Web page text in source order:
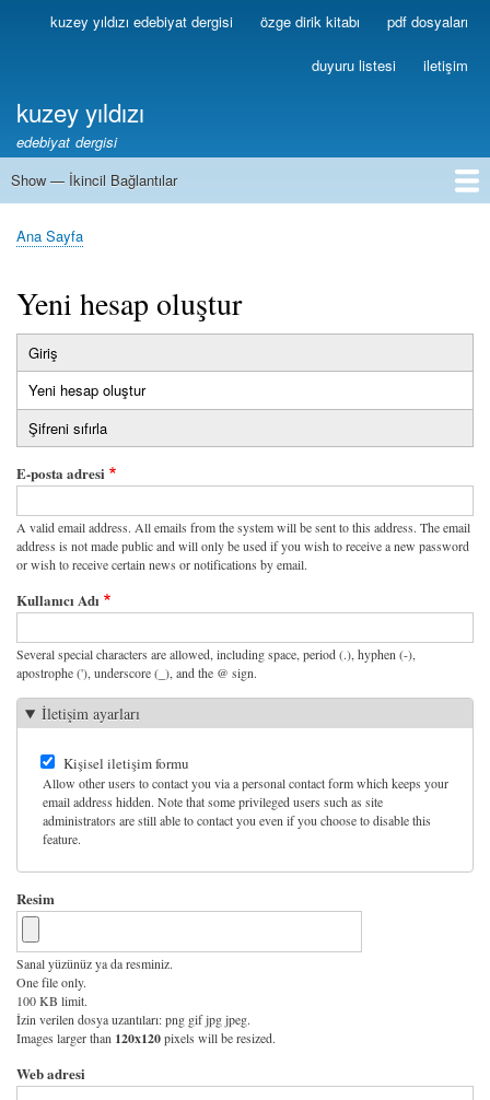
Ana
içeriğe
Birincilkuzey yıldızı edebiyat dergisi özge dirik kitabı pdf dosyaları
duyuru listesi iletişim
kuzey yıldızı
edebiyat dergisi
İkincil
Show — İkincil Bağlantılar
1
2
3
4
5
6
7
8
9
10
11
12
13
Sayfa
Ana Sayfa
Yeni hesap oluştur
Birincil
sekmeler
Giriş
Yeni hesap oluştur(etkin
sekme)
Şifreni sıfırla
E-posta adresi
A valid email address. All emails from the system will be sent to this address. The email
address is not made public and will only be used if you wish to receive a new password
or wish to receive certain news or notifications by email.
Kullanıcı Adı
Several special characters are allowed, including space, period (.), hyphen (-),
apostrophe ('), underscore (_), and the @ sign.
İletişim ayarları
Kişisel iletişim formu
Allow other users to contact you via a personal contact form which keeps your
email address hidden. Note that some privileged users such as site
administrators are still able to contact you even if you choose to disable this
feature.
Resim
Sanal yüzünüz ya da resminiz.
One file only.
100 KB limit.
İzin verilen dosya uzantıları: png gif jpg jpeg.
Images larger than 120x120pixels will be resized.
Web adresi